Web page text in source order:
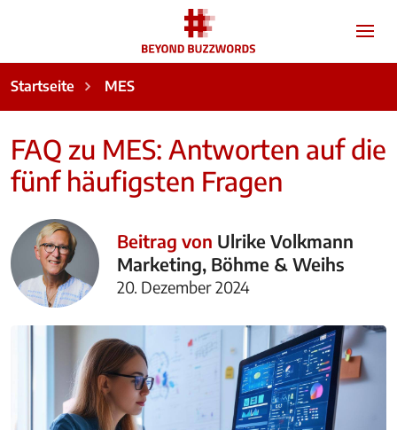
Startseite MES
FAQ zu MES: Antworten auf die
fünf häufigsten Fragen
Beitrag von Ulrike Volkmann
Marketing, Böhme & Weihs
20. Dezember 2024